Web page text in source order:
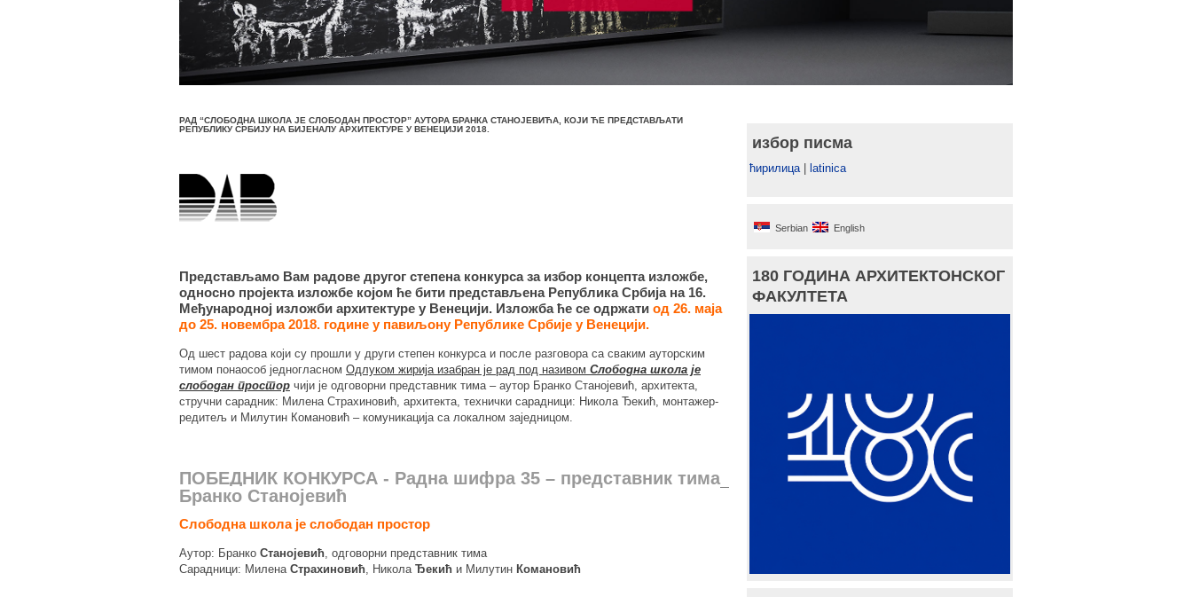
РАД “СЛОБОДНА ШКОЛА ЈЕ СЛОБОДАН ПРОСТОР” АУТОРА БРАНКА СТАНОЈЕВИЋА, КОЈИ ЋЕ ПРЕДСТАВЉАТИ
РЕПУБЛИКУ СРБИЈУ НА БИЈЕНАЛУ АРХИТЕКТУРЕ У ВЕНЕЦИЈИ 2018.
Представљамо Вам радове другог степена конкурса за избор концепта изложбе,
односно пројекта изложбе којом ће бити представљена Република Србија на 16.
Међународној изложби архитектуре у Венецији. Изложба ће се одржати од 26. маја
до 25. новембра 2018. године у павиљону Републике Србије у Венецији.
Од шест радова који су прошли у други степен конкурса и после разговора са сваким ауторским
тимом понаособ једногласном Одлуком жирија изабран је рад под називом Слободна школа је
слободан простор чији је одговорни представник тима – аутор Бранко Станојевић, архитекта,
стручни сарадник: Милена Страхиновић, архитекта, технички сарадници: Никола Ђекић, монтажер-
редитељ и Милутин Комановић – комуникација са локалном заједницом.
ПОБЕДНИК КОНКУРСА - Радна шифра 35 – представник тима
Бранко Станојевић
Слободна школа је слободан простор
Аутор: Бранко Станојевић, одговорни представник тима
Сарадници: Милена Страхиновић, Никола Ђекић и Милутин Комановић
избор писма
ћирилица| latinica
Serbian English
180 ГОДИНА АРХИТЕКТОНСКОГ
ФАКУЛТЕТА